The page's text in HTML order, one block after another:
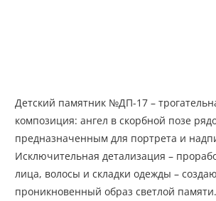
Детский памятник №ДП-17 –
композиция: ангел в скорбной позе
предназначенным для портрета и
Исключительная детализация –
лица, волосы и складки одежды –
проникновенный образ светлой памяти.